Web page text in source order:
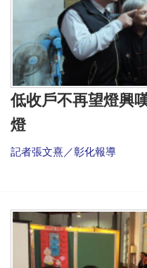
低收戶不再望燈興
燈
記者張文熹／彰化報導